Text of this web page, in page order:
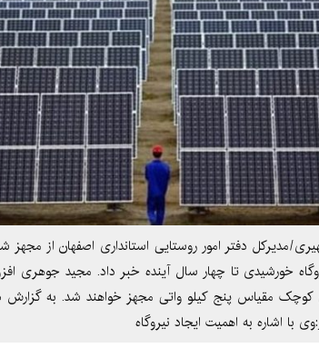
خورشیدی تا چهار سال آینده خبر داد. مجید جوهری
کوچک مقیاس ‌پنج کیلو واتی مجهز خواهند شد. به گزارش
با اشاره به اهمیت ایجاد نیروگاه